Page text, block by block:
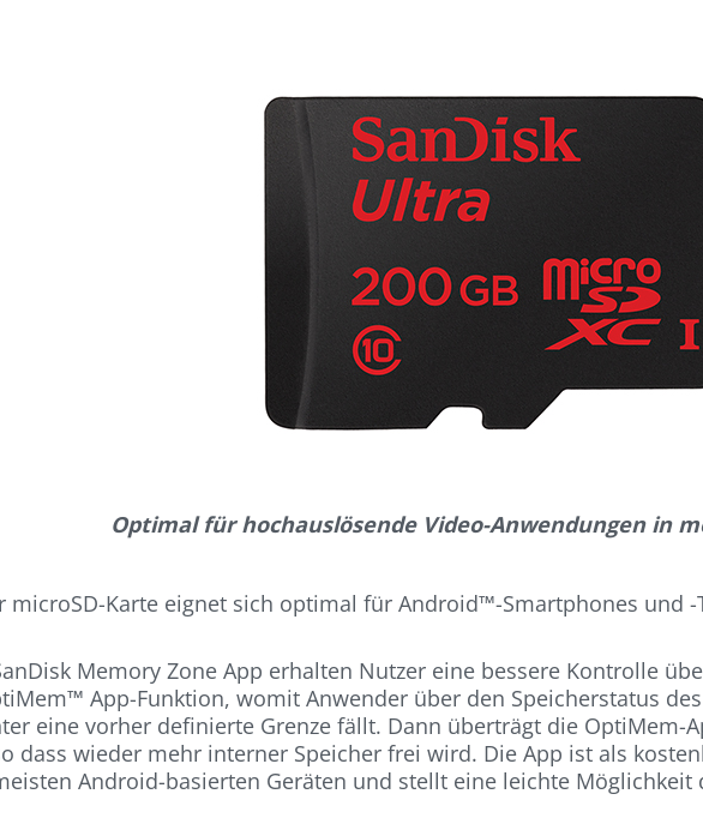
Optimal für hochauslösende Video-Anwendungen in
microSD-Karte eignet sich optimal für Android™-Smartphones und
Memory Zone App erhalten Nutzer eine bessere Kontrolle
App-Funktion, womit Anwender über den Speicherstatus
eine vorher definierte Grenze fällt. Dann überträgt die OptiMem-
dass wieder mehr interner Speicher frei wird. Die App ist als
Android-basierten Geräten und stellt eine leichte